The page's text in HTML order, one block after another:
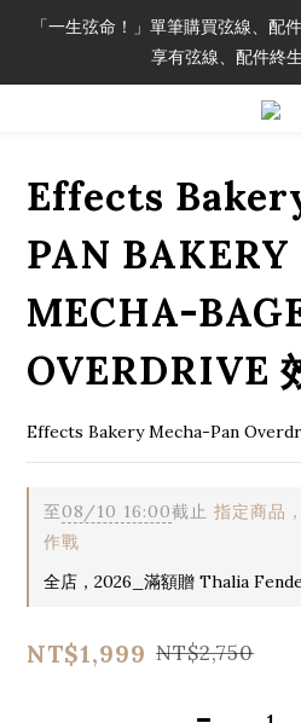
「一生弦命！」單筆購買弦線、配
享有弦線、配件終
「一生弦命！」單筆購買弦線、配
享有弦線、配件終
加入會員即領2000元購物金。
「一生弦命！」單筆購買弦線、配
享有弦線、配件終
Effects
PAN
MECHA-
OVERDRIVE
Effects Bakery Mecha-Pan
至08/10 16:00截止 指定商品
作戰
全店，2026_滿額贈 Thalia
NT$1,999 NT$2,750